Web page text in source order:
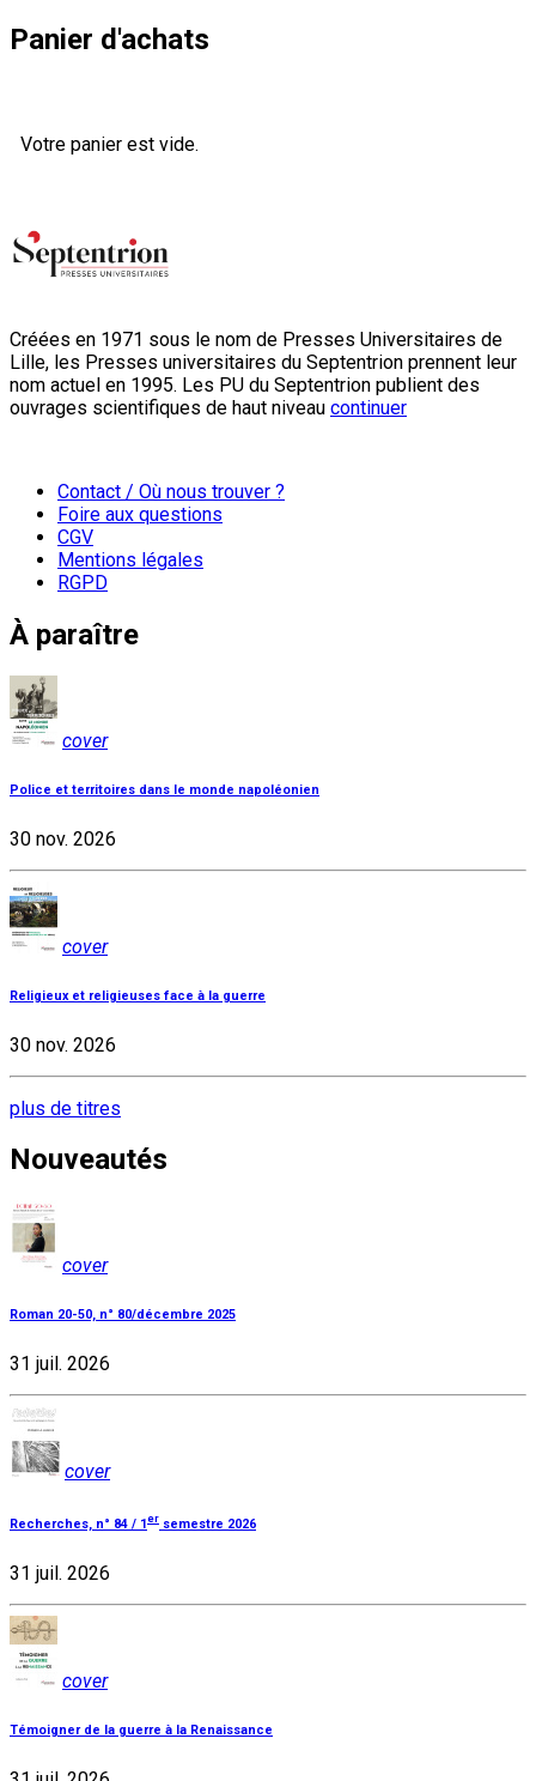
Panier d'achats
Votre panier est vide.
Créées en 1971 sous le nom de Presses Universitaires de
Lille, les Presses universitaires du Septentrion prennent leur
nom actuel en 1995. Les PU du Septentrion publient des
ouvrages scientifiques de haut niveau continuer
Contact / Où nous trouver ?
Foire aux questions
CGV
Mentions légales
RGPD
À paraître
cover
Police et territoires dans le monde napoléonien
30 nov. 2026
cover
Religieux et religieuses face à la guerre
30 nov. 2026
plus de titres
Nouveautés
cover
Roman 20-50, n° 80/décembre 2025
31 juil. 2026
cover
Recherches, n° 84 / 1er semestre 2026
31 juil. 2026
cover
Témoigner de la guerre à la Renaissance